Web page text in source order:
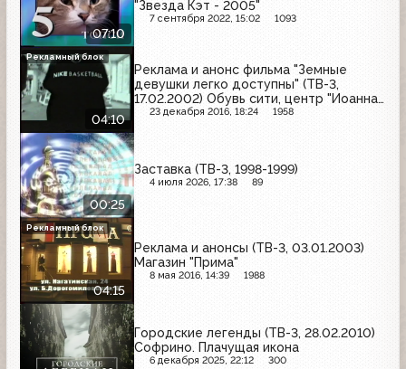
07:10
"Звезда Кэт - 2005"
7 сентября 2022, 15:02 1093
04:10
Реклама и анонс фильма "Земные
девушки легко доступны" (ТВ-3,
17.02.2002) Обувь сити, центр "Иоанна",
клиника доктора Бобыря, Gold's Gym,
23 декабря 2016, 18:24 1958
Рекламный блок
00:25
Заставка (ТВ-3, 1998-1999)
4 июля 2026, 17:38 89
04:15
Реклама и анонсы (ТВ-3, 03.01.2003)
Магазин "Прима"
8 мая 2016, 14:39 1988
Рекламный блок
Городские легенды (ТВ-3, 28.02.2010)
Софрино. Плачущая икона
6 декабря 2025, 22:12 300